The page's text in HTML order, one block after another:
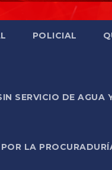
POLICIAL
SERVICIO DE AGUA
LA